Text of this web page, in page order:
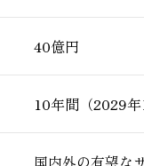
40億円
10年間（2029年
国内外の有望な